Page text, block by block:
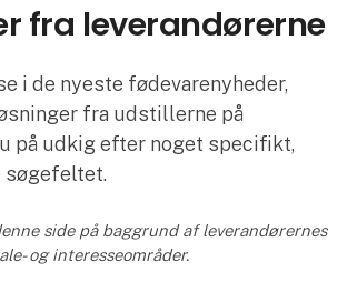
fra leverandørerne
i de nyeste fødevarenyheder,
fra udstillerne på
på udkig efter noget specifikt,
søgefeltet.
side på baggrund af leverandørernes
og interesseområder.